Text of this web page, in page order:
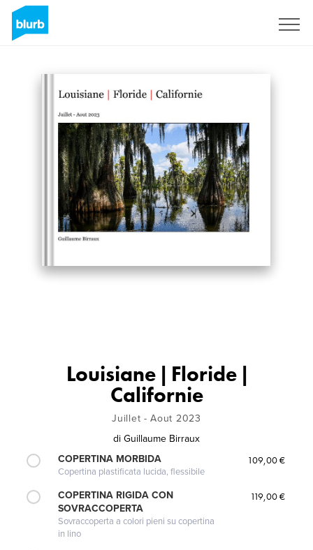
Louisiane | Floride |
Californie
Juillet - Aout 2023
di Guillaume Birraux
COPERTINA MORBIDA
Copertina plastificata lucida, flessibile
109,00 €
COPERTINA RIGIDA CON
SOVRACCOPERTA
Sovraccoperta a colori pieni su copertina
in lino
119,00 €